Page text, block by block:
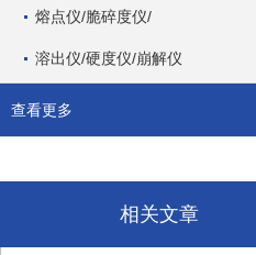
熔点仪/脆碎度仪/
溶出仪/硬度仪/崩解仪
查看更多
相关文章